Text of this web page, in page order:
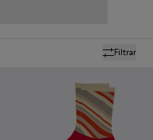
Filtrar